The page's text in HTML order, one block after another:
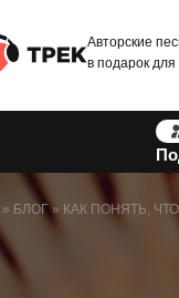
Авторские
в подарок
» БЛОГ» КАК ПОНЯТЬ,